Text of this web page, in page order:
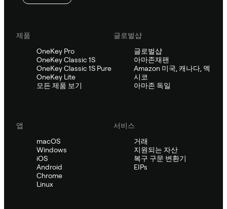
제품
OneKey Pro
OneKey Classic 1S
OneKey Classic 1S Pure
OneKey Lite
모든 제품 보기
글로벌샵
글로벌샵
아마존재팬
Amazon 미국, 캐나다, 멕
시코
아마존 독일
앱
macOS
Windows
iOS
Android
Chrome
Linux
서비스
거래
지원되는 자산
복구 구문 변환기
EIPs